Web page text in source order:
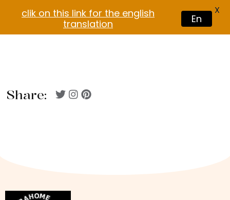
Share:
clik on this link for the english
translation
En
X